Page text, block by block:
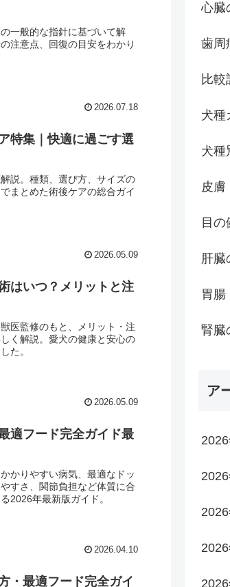
一般的な指針に基づいて解
注意点、回復の目安をわかり
2026.07.18
特集｜快適に過ごす選
説。種類、選び方、サイズの
まとめた術後ケアの総合ガイ
2026.05.09
はいつ？メリットと注
医監修のもと、メリット・注
く解説。愛犬の健康と安心の
た。
2026.05.09
適フード完全ガイド最
かりやすい病気、最適なドッ
すさ、関節負担など体質に合
2026年最新版ガイド。
2026.04.10
・最適フード完全ガイ
心臓
歯周
比較
犬種
犬種
皮膚
目の
肝臓
胃腸
腎臓
ア